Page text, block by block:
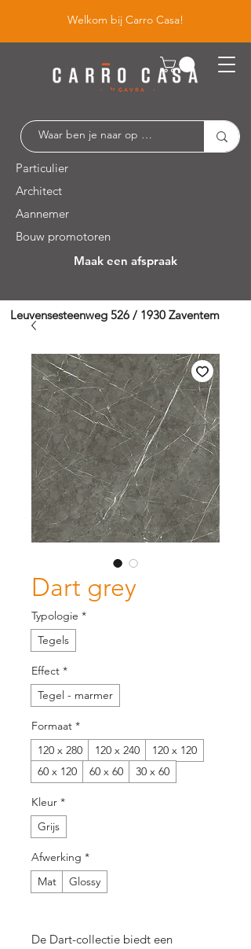
Welkom bij Carro Casa!
Particulier
Architect
Aannemer
Bouw promotoren
Maak een afspraak
Leuvensesteenweg 526 / 1930 Zaventem
Dart grey
Typologie *
Tegels
Effect *
Tegel - marmer
Formaat *
120 x 280
120 x 240
120 x 120
60 x 120
60 x 60 30 x 60
Kleur *
Grijs
Afwerking *
Mat
Glossy
De Dart-collectie biedt een